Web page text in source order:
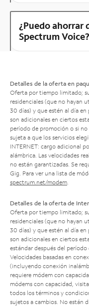
¿Puedo ahorrar
Spectrum Voice?
Detalles de la oferta en
Oferta por tiempo limitado;
residenciales (que no hayan
30 días) y que estén al día
son adicionales en ciertos
período de promoción o si
sujeta a que los servicios
INTERNET: cargo adicional
alámbrica. Las velocidades
no están garantizadas. Se
Gig. Para ver una lista de
spectrum.net/modem
Detalles de la oferta de
Oferta por tiempo limitado;
residenciales (que no hayan
30 días) y que estén al día
son adicionales en ciertos
estándar después del
Velocidades basadas en
(incluyendo conexión
requiere módem con
módems con capacidad, visita
todos los términos y
sujetos a cambios. No están